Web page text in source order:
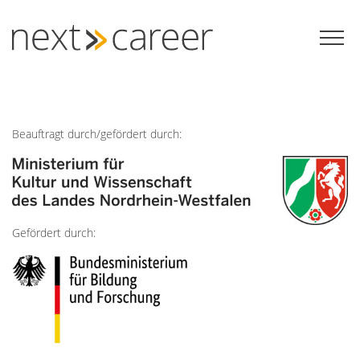
Inhalt
springen
Beauftragt durch/gefördert durch:
Gefördert durch: